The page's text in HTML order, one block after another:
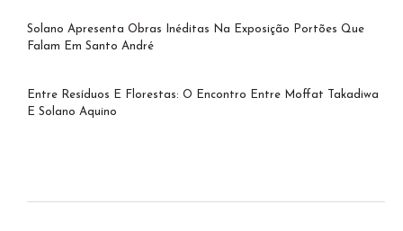
Solano Apresenta Obras Inéditas Na Exposição Portões Que
Falam Em Santo André
Entre Resíduos E Florestas: O Encontro Entre Moffat Takadiwa
E Solano Aquino